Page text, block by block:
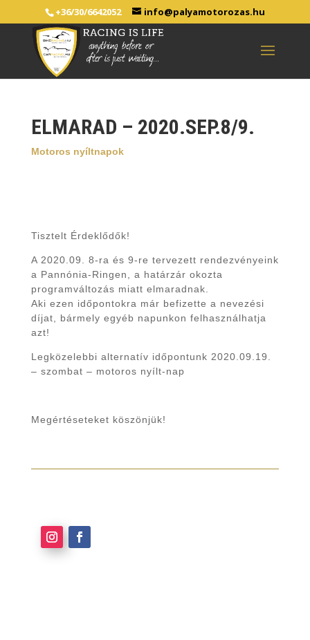
+36/30/6642052 info@palyamotorozas.hu
ELMARAD – 2020.SEP.8/9.
Motoros nyíltnapok
Tisztelt Érdeklődők!
A 2020.09. 8-ra és 9-re tervezett rendezvényeink
a Pannónia-Ringen, a határzár okozta
programváltozás miatt elmaradnak.
Aki ezen időpontokra már befizette a nevezési
díjat, bármely egyéb napunkon felhasználhatja
azt!
Legközelebbi alternatív időpontunk 2020.09.19.
– szombat – motoros nyílt-nap
Megértéseteket köszönjük!